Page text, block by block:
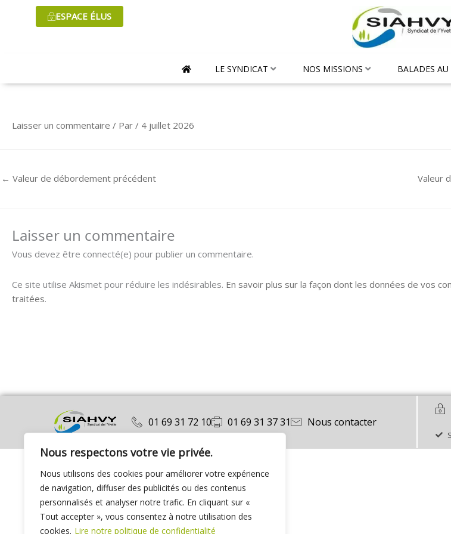
Nous respectons votre vie privée.
Nous utilisons des cookies pour améliorer votre expérience
de navigation, diffuser des publicités ou des contenus
personnalisés et analyser notre trafic. En cliquant sur «
Tout accepter », vous consentez à notre utilisation des
cookies. Lire notre politique de confidentialité
ESPACE ÉLUS
LE SYNDICAT NOS MISSIONS BALADES AU
Laisser un commentaire / Par / 4 juillet 2026
← Valeur de débordement précédent Valeur
Laisser un commentaire
Vous devez être connecté(e) pour publier un commentaire.
Ce site utilise Akismet pour réduire les indésirables. En savoir plus sur la façon dont les données de vos
traitées.
01 69 31 72 10 01 69 31 37 31 Nous contacter